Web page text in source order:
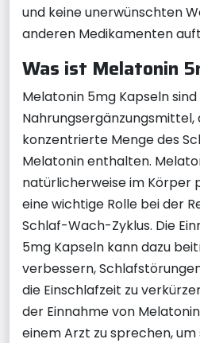
und keine unerwünschten
anderen Medikamenten
Was ist Melatonin
Melatonin 5mg Kapseln sind
Nahrungsergänzungsmittel,
konzentrierte Menge des
Melatonin enthalten.
natürlicherweise im Körper
eine wichtige Rolle bei der
Schlaf-Wach-Zyklus. Die
5mg Kapseln kann dazu
verbessern,
die Einschlafzeit zu
der Einnahme von
einem Arzt zu sprechen,